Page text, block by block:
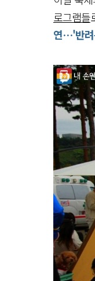
로그램들
연…'반려